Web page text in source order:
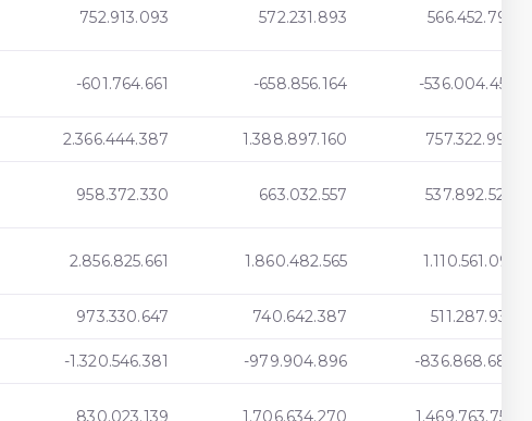
752.913.093 572.231.893 566.452.796
-601.764.661 -658.856.164 -536.004.456
2.366.444.387 1.388.897.160 757.322.997
958.372.330 663.032.557 537.892.528
2.856.825.661 1.860.482.565 1.110.561.091
973.330.647 740.642.387 511.287.936
-1.320.546.381 -979.904.896 -836.868.686
830.023.139 1.706.634.270 1.469.763.756